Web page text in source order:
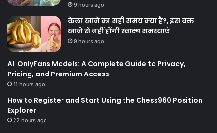
9 hours ago
केला खाने का सही समय क्‍या है?, इस वक्त
खाने से नहीं होंगी स्वास्थ समस्याएं
9 hours ago
All OnlyFans Models: A Complete Guide to Privacy,
Pricing, and Premium Access
11 hours ago
How to Register and Start Using the Chess960 Position
Explorer
22 hours ago